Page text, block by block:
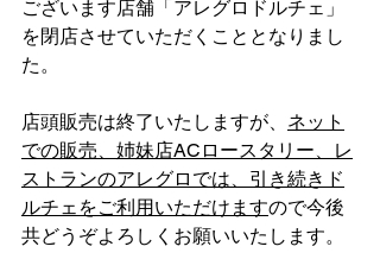
ございます店舗「アレグロドルチェ」
を閉店させていただくこととなりまし
た。
店頭販売は終了いたしますが、 ネット
での販売、姉妹店ACロースタリー、レ
ストランのアレグロでは、引き続きド
ルチェをご利用いただけますので今後
共どうぞよろしくお願いいたします。